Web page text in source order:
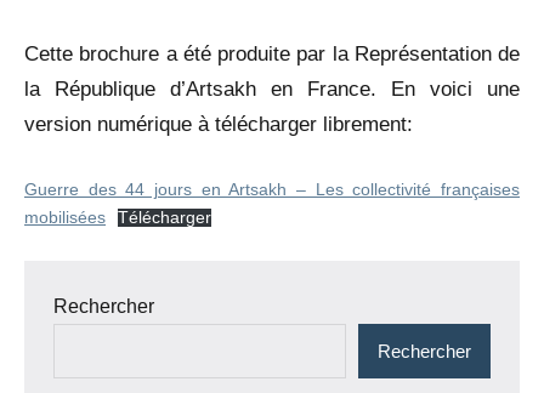
Cette brochure a été produite par la Représentation de
la République d’Artsakh en France. En voici une
version numérique à télécharger librement:
Guerre des 44 jours en Artsakh – Les collectivité françaises
mobilisées
Télécharger
de
l’article
Rechercher
Rechercher